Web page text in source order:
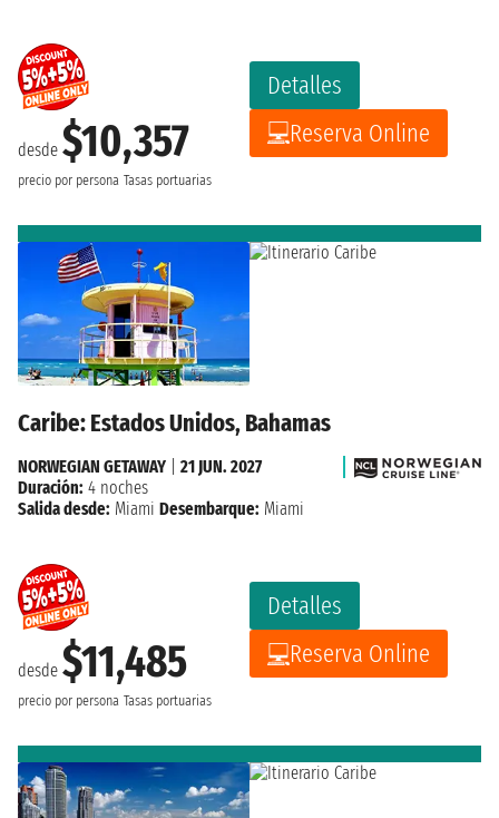
desde $10,357
precio por persona Tasas portuarias
Detalles
Reserva Online
Caribe: Estados Unidos, Bahamas
desde $11,485
precio por persona Tasas portuarias
Detalles
Reserva Online
NORWEGIAN GETAWAY
21 JUN. 2027
Duración: 4 noches
Salida desde: Miami Desembarque: Miami